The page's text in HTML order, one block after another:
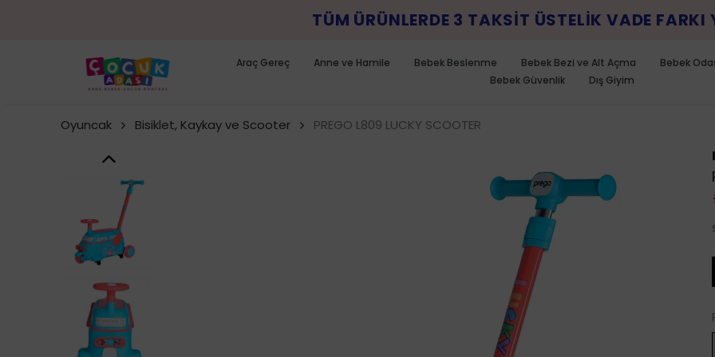
Araç Gereç Anne ve Hamile Bebek Beslenme Bebek Bezi ve Alt Açma Bebek
Bebek Güvenlik
Dış Giyim
Oyuncak Bisiklet, Kaykay ve Scooter PREGO L809 LUCKY SCOOTER